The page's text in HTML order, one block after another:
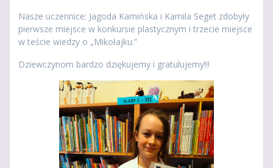
Nasze uczennice: Jagoda Kamińska i Kamila Seget zdobyły
pierwsze miejsce w konkursie plastycznym i trzecie miejsce
w teście wiedzy o „Mikołajku.”
Dziewczynom bardzo dziękujemy i gratulujemy!!!